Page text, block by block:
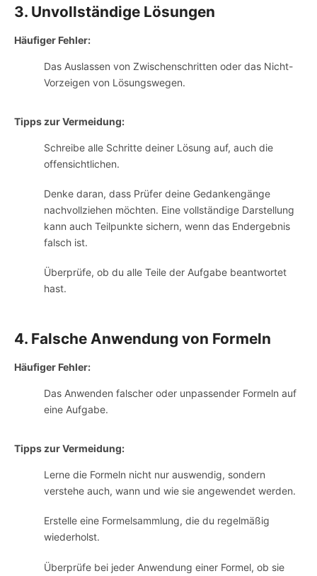
3. Unvollständige Lösungen
Häufiger Fehler:
Das Auslassen von Zwischenschritten oder das Nicht-
Vorzeigen von Lösungswegen.
Tipps zur Vermeidung:
Schreibe alle Schritte deiner Lösung auf, auch die
offensichtlichen.
Denke daran, dass Prüfer deine Gedankengänge
nachvollziehen möchten. Eine vollständige Darstellung
kann auch Teilpunkte sichern, wenn das Endergebnis
falsch ist.
Überprüfe, ob du alle Teile der Aufgabe beantwortet
hast.
4. Falsche Anwendung von Formeln
Häufiger Fehler:
Das Anwenden falscher oder unpassender Formeln auf
eine Aufgabe.
Tipps zur Vermeidung:
Lerne die Formeln nicht nur auswendig, sondern
verstehe auch, wann und wie sie angewendet werden.
Erstelle eine Formelsammlung, die du regelmäßig
wiederholst.
Überprüfe bei jeder Anwendung einer Formel, ob sie